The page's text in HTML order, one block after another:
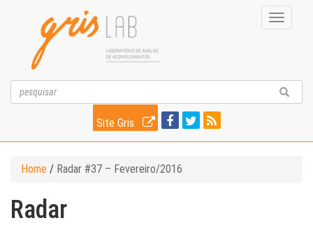
Toggle
Site Gris
Home / Radar #37 – Fevereiro/2016
Radar